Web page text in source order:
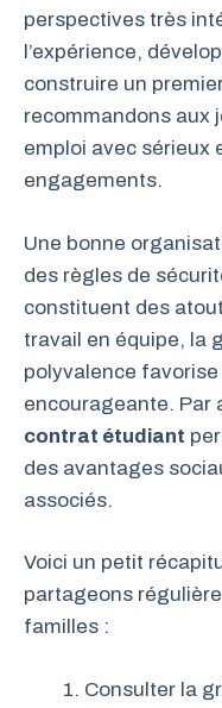
perspectives très
l’expérience,
construire un
recommandons aux
emploi avec sérieux
engagements.
Une bonne
des règles de
constituent des
travail en équipe, la
polyvalence
encourageante. Par
contrat étudiant
des avantages
associés.
Voici un petit
partageons
familles :
Consulter la